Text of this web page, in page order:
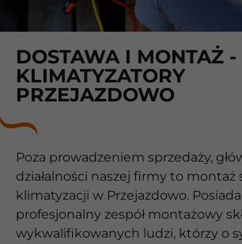
DOSTAWA I MONTAŻ -
KLIMATYZATORY
PRZEJAZDOWO
Poza prowadzeniem sprzedaży,
działalności naszej firmy to
klimatyzacji w Przejazdowo.
profesjonalny zespół montażowy
wykwalifikowanych ludzi, którzy o